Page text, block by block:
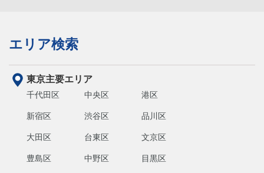
エリア検索
東京主要エリア
千代田区 中央区 港区
新宿区 渋谷区 品川区
大田区 台東区 文京区
豊島区 中野区 目黒区